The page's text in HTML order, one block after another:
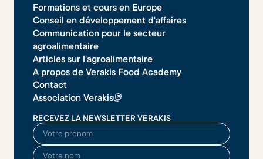
Formations et cours en Europe
Conseil en développement d'affaires
Communication pour le secteur
agroalimentaire
Articles sur l'agroalimentaire
A propos de Verakis Food Academy
Contact
Association Verakis
RECEVEZ LA NEWSLETTER VERAKIS
O seu nome
O seu sobrenome